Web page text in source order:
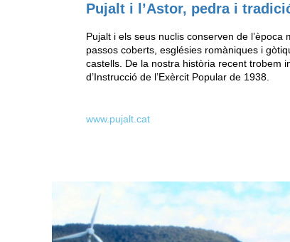
Pujalt i l’Astor, pedra i
Pujalt i els seus nuclis conserven de l’època
passos coberts, esglésies romàniques i
castells. De la nostra història recent trobem
d’Instrucció de l’Exèrcit Popular de 1938.
www.pujalt.cat